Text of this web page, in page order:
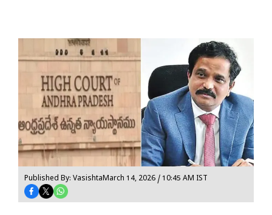
Published By: VasishtaMarch 14, 2026 / 10:45 AM IST